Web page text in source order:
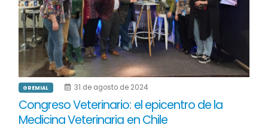
GREMIAL 31 de agosto de 2024
Congreso Veterinario: el epicentro de la
Medicina Veterinaria en Chile